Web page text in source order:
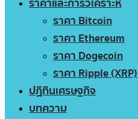
ราคา Bitcoin
ราคา Ethereum
ราคา Dogecoin
ราคา Ripple (XRP)
ปฏิทินเศรษฐกิจ
บทความ